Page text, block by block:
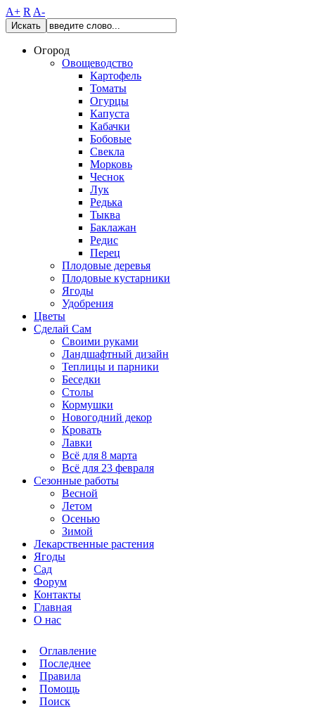
A+ R A-
Искать
Огород
Овощеводство
Картофель
Томаты
Огурцы
Капуста
Кабачки
Бобовые
Свекла
Морковь
Чеснок
Лук
Редька
Тыква
Баклажан
Редис
Перец
Плодовые деревья
Плодовые кустарники
Ягоды
Удобрения
Цветы
Сделай Сам
Своими руками
Ландшафтный дизайн
Теплицы и парники
Беседки
Столы
Кормушки
Новогодний декор
Кровать
Лавки
Всё для 8 марта
Всё для 23 февраля
Сезонные работы
Весной
Летом
Осенью
Зимой
Лекарственные растения
Ягоды
Сад
Форум
Контакты
Главная
О нас
Оглавление
Последнее
Правила
Помощь
Поиск